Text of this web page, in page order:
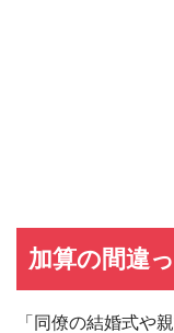
加算の間違
「同僚の結婚式や